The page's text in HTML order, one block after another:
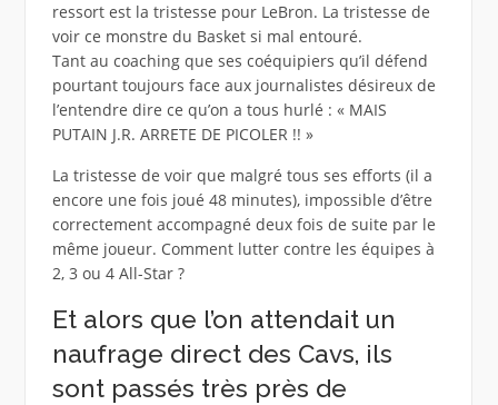
ressort est la tristesse pour LeBron. La tristesse de
voir ce monstre du Basket si mal entouré.
Tant au coaching que ses coéquipiers qu’il défend
pourtant toujours face aux journalistes désireux de
l’entendre dire ce qu’on a tous hurlé : « MAIS
PUTAIN J.R. ARRETE DE PICOLER !! »
La tristesse de voir que malgré tous ses efforts (il a
encore une fois joué 48 minutes), impossible d’être
correctement accompagné deux fois de suite par le
même joueur. Comment lutter contre les équipes à
2, 3 ou 4 All-Star ?
Et alors que l’on attendait un
naufrage direct des Cavs, ils
sont passés très près de